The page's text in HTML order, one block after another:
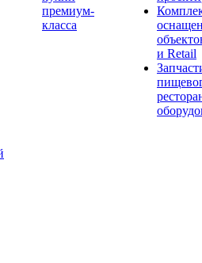
премиум-
класса
и Retail